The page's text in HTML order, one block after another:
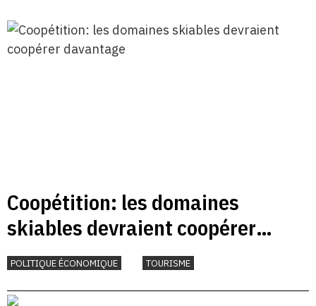
Coopétition: les domaines
skiables devraient coopérer
davantage
POLITIQUE ÉCONOMIQUE TOURISME